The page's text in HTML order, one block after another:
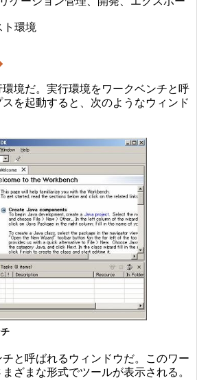
ト環境
境だ。実行環境をワークベンチと呼
を起動すると、次のようなウィンド
と呼ばれるウィンドウだ。このワー
ざまな形式でツールが表示される。